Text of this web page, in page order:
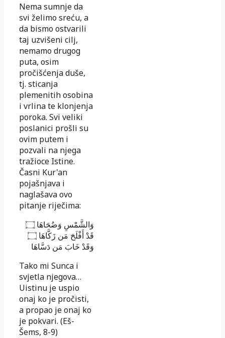
Nema sumnje da
svi želimo sreću, a
da bismo ostvarili
taj uzvišeni cilj,
nemamo drugog
puta, osim
pročišćenja duše,
tj. sticanja
plemenitih osobina
i vrlina te klonjenja
poroka. Svi veliki
poslanici prošli su
ovim putem i
pozvali na njega
tražioce Istine.
Časni Kur'an
pojašnjava i
naglašava ovo
pitanje riječima:
وَالشَّمْسِ وَضُحَاهَا۝
قَدْ أَفْلَحَ مَن زَكَّاهَا۝
وَقَدْ خَابَ مَن دَسَّاهَا
Tako mi Sunca i
svjetla njegova…
Uistinu je uspio
onaj ko je pročisti,
a propao je onaj ko
je pokvari. (Eš-
Šems, 8-9)